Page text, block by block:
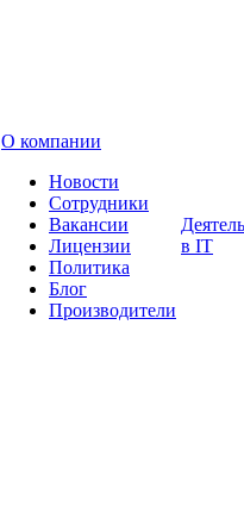
О компании
Новости
Сотрудники
Вакансии
Лицензии
Политика
Блог
Производители
в IT